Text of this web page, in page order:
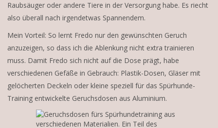
Raubsäuger oder andere Tiere in der Versorgung habe. Es riecht
also überall nach irgendetwas Spannendem.
Mein Vorteil: So lernt Fredo nur den gewünschten Geruch
anzuzeigen, so dass ich die Ablenkung nicht extra trainieren
muss. Damit Fredo sich nicht auf die Dose prägt, habe
verschiedenen Gefäße in Gebrauch: Plastik-Dosen, Gläser mit
gelöcherten Deckeln oder kleine speziell für das Spürhunde-
Training entwickelte Geruchsdosen aus Aluminium.